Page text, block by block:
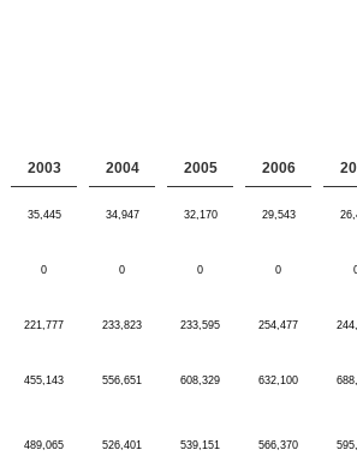
2003 2004 2005 2006
35,445 34,947 32,170 29,543
0 0 0 0
221,777 233,823 233,595 254,477
455,143 556,651 608,329 632,100
489,065 526,401 539,151 566,370